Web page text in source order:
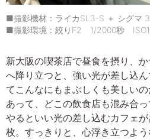
■撮影機材：ライカSL3-S ＋ シグマ
■撮影環境：絞りF2 1/2000秒
新大阪の喫茶店で昼食を摂り、
へ降り立つと、強い光が差し込
てこんなにもまぶしくも美しい
あって、どこの飲食店も混み合
やるといい光の差し込むカフェ
枚。すっきりと、心浮き立つよ